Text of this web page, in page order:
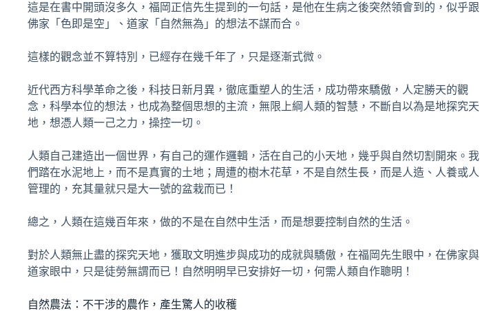
這是在書中開頭沒多久，福岡正信先生提到的一句話，是他在生病之後突然領會到的，似乎跟
佛家「色即是空」、道家「自然無為」的想法不謀而合。
這樣的觀念並不算特別，已經存在幾千年了，只是逐漸式微。
近代西方科學革命之後，科技日新月異，徹底重塑人的生活，成功帶來驕傲，人定勝天的觀
念，科學本位的想法，也成為整個思想的主流，無限上綱人類的智慧，不斷自以為是地探究天
地，想憑人類一己之力，操控一切。
人類自己建造出一個世界，有自己的運作邏輯，活在自己的小天地，幾乎與自然切割開來。我
們踏在水泥地上，而不是真實的土地；周遭的樹木花草，不是自然生長，而是人造、人養或人
管理的，充其量就只是大一號的盆栽而已！
總之，人類在這幾百年來，做的不是在自然中生活，而是想要控制自然的生活。
對於人類無止盡的探究天地，獲取文明進步與成功的成就與驕傲，在福岡先生眼中，在佛家與
道家眼中，只是徒勞無謂而已！自然明明早已安排好一切，何需人類自作聰明！
自然農法：不干涉的農作，產生驚人的收穫